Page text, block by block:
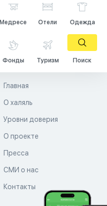
Медресе Отели Одежда
Фонды Туризм Поиск
Главная
О халяль
Уровни доверия
О проекте
Пресса
СМИ о нас
Контакты